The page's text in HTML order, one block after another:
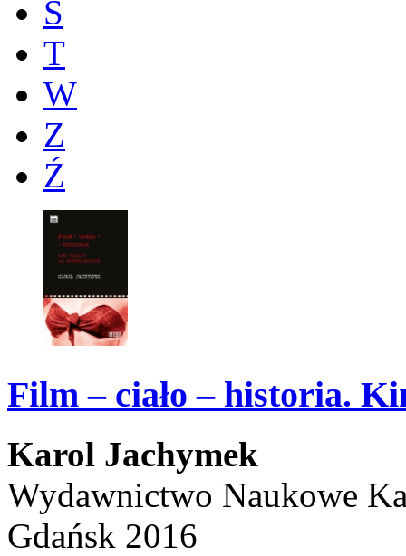
Ś
T
W
Z
Ź
Film – ciało – historia.
Karol Jachymek
Wydawnictwo Naukowe
Gdańsk 2016